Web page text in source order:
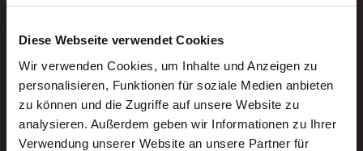
Diese Webseite verwendet Cookies
Wir verwenden Cookies, um Inhalte und Anzeigen zu
personalisieren, Funktionen für soziale Medien anbieten
zu können und die Zugriffe auf unsere Website zu
analysieren. Außerdem geben wir Informationen zu Ihrer
Verwendung unserer Website an unsere Partner für
Neue Stellen per E-Mail.
Ein kostenloser Service von AWO
Jobs.